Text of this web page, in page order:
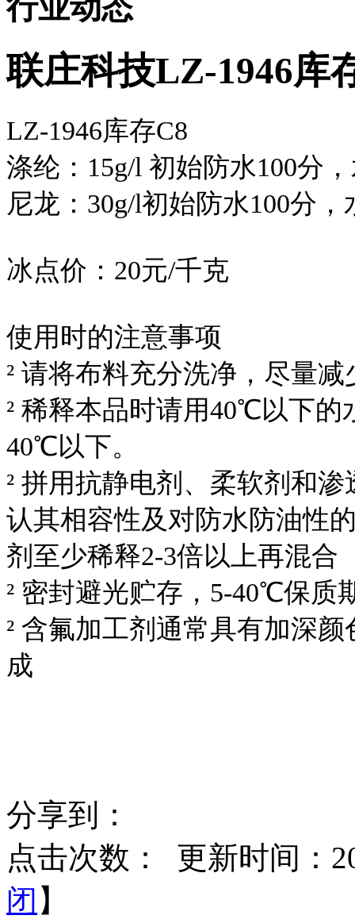
行业动态
联庄科技LZ-1946库
LZ-1946库存C8
涤纶：15g/l 初始防水100分
尼龙：30g/l初始防水100分，
冰点价：20元/千克
使用时的注意事项
² 请将布料充分洗净，尽量
² 稀释本品时请用40℃以下
40℃以下。
² 拼用抗静电剂、柔软剂和
认其相容性及对防水防油性
剂至少稀释2-3倍以上再混合
² 密封避光贮存，5-40℃保质
² 含氟加工剂通常具有加深
成
分享到：
点击次数：
更新时间：
闭 】